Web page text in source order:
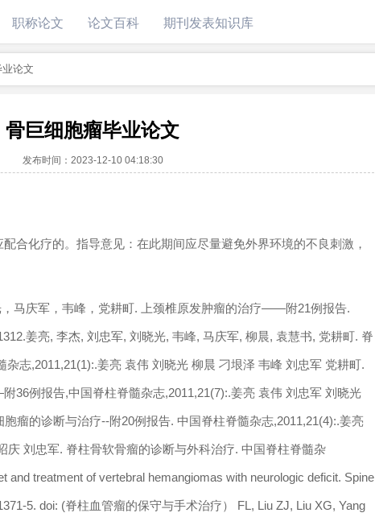
职称论文 论文百科 期刊发表知识库
论文
骨巨细胞瘤毕业论文
发布时间： 2023-12-10 04:18:30
合化疗的。指导意见：在此期间应尽量避免外界环境的不良刺激，
马庆军，韦峰，党耕町. 上颈椎原发肿瘤的治疗——附21例报告.
姜亮, 李杰, 刘忠军, 刘晓光, 韦峰, 马庆军, 柳晨, 袁慧书, 党耕町. 脊
志,2011,21(1):.姜亮 袁伟 刘晓光 柳晨 刁垠泽 韦峰 刘忠军 党耕町.
36例报告,中国脊柱脊髓杂志,2011,21(7):.姜亮 袁伟 刘忠军 刘晓光
瘤的诊断与治疗--附20例报告. 中国脊柱脊髓杂志,2011,21(4):.姜亮
庆 刘忠军. 脊柱骨软骨瘤的诊断与外科治疗. 中国脊柱脊髓杂
and treatment of vertebral hemangiomas with neurologic deficit. Spine
5. doi: (脊柱血管瘤的保守与手术治疗） FL, Liu ZJ, Liu XG, Yang